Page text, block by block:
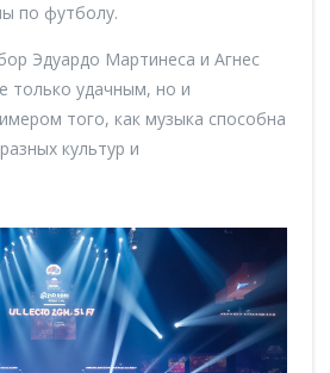
по футболу.
Эдуардо Мартинеса и Агнес
только удачным, но и
того, как музыка способна
культур и